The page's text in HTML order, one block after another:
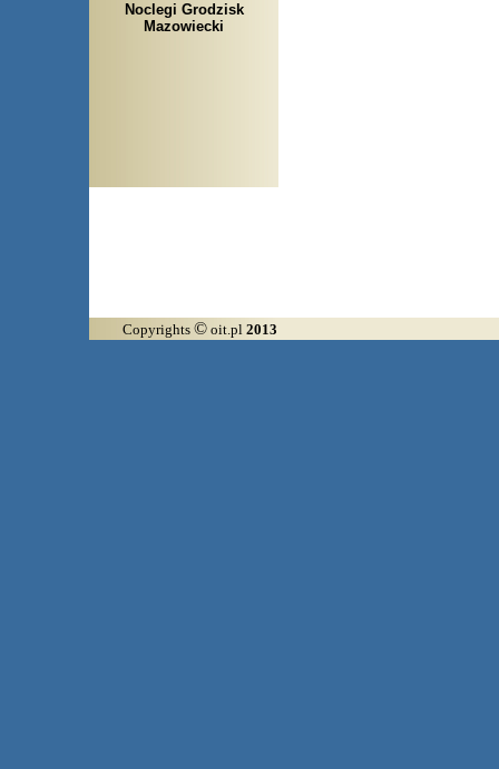
Noclegi Grodzisk
Mazowiecki
Copyrights © oit.pl 2013